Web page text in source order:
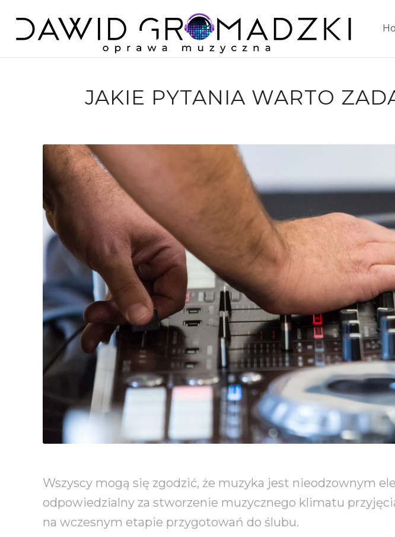
JAKIE PYTANIA WARTO
Wszyscy mogą się zgodzić, że muzyka jest nieodzownym
odpowiedzialny za stworzenie muzycznego klimatu
na wczesnym etapie przygotowań do ślubu.